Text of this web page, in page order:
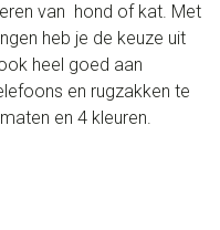
van hond of kat. Met
heb je de keuze uit
heel goed aan
en rugzakken te
en 4 kleuren.